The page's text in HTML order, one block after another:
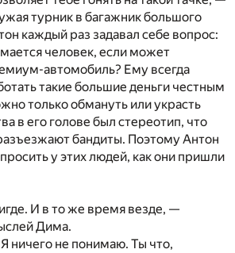
турник в багажник большого
каждый раз задавал себе вопрос:
человек, если может
автомобиль? Ему всегда
такие большие деньги честным
только обмануть или украсть
в его голове был стереотип, что
бандиты. Поэтому Антон
у этих людей, как они пришли
И в то же время везде, —
Дима.
ничего не понимаю. Ты что,